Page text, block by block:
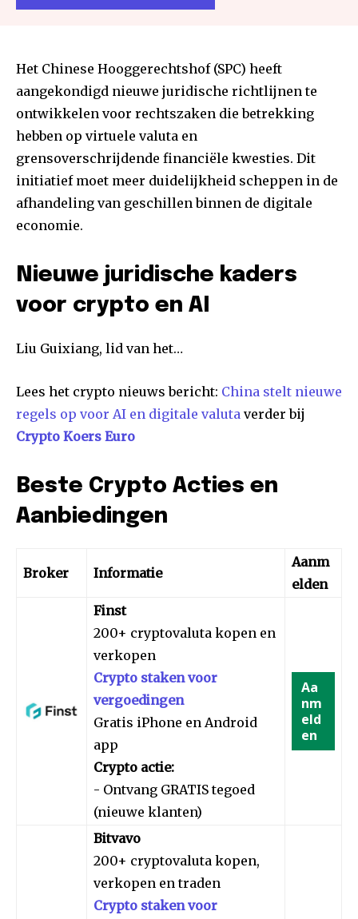
Het Chinese Hooggerechtshof (SPC) heeft
aangekondigd nieuwe juridische richtlijnen te
ontwikkelen voor rechtszaken die betrekking
hebben op virtuele valuta en
grensoverschrijdende financiële kwesties. Dit
initiatief moet meer duidelijkheid scheppen in de
afhandeling van geschillen binnen de digitale
economie.
Nieuwe juridische kaders
voor crypto en AI
Liu Guixiang, lid van het…
Lees het crypto nieuws bericht: China stelt nieuwe
regels op voor AI en digitale valuta verder bij
Crypto Koers Euro
Beste Crypto Acties en
Aanbiedingen
Broker Informatie
Aanm
elden
Finst
200+ cryptovaluta kopen en
verkopen
Crypto staken voor
vergoedingen
Gratis iPhone en Android
app
Crypto actie:
- Ontvang GRATIS tegoed
(nieuwe klanten)
Aa
nm
eld
en
Bitvavo
200+ cryptovaluta kopen,
verkopen en traden
Crypto staken voor